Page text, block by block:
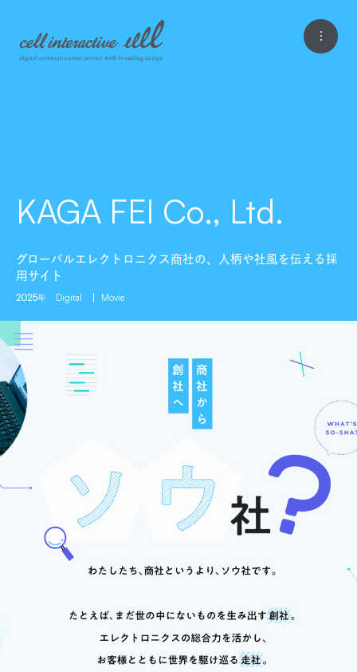
KAGA FEI Co., Ltd.
グローバルエレクトロニクス商社の、人柄や社風を伝える採
用サイト
2025年 Digital Movie